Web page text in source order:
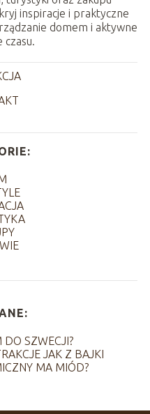
inspiracje i praktyczne
domem i aktywne
czasu.
DO SZWECJI?
JAK Z BAJKI
MA MIÓD?